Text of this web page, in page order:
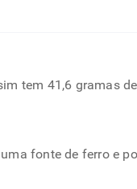
tem 41,6 gramas
fonte de ferro e